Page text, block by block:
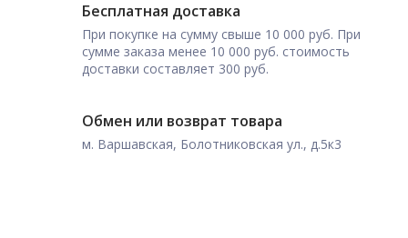
Бесплатная доставка
При покупке на сумму свыше 10 000 руб. При
сумме заказа менее 10 000 руб. стоимость
доставки составляет 300 руб.
Обмен или возврат товара
м. Варшавская, Болотниковская ул., д.5к3